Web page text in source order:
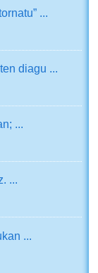
...
diagu ...
...
...
...